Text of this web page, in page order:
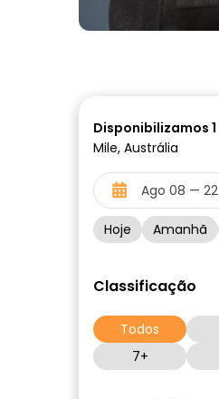
Disponibilizamos 1
Mile, Austrália
Hoje Amanhã
Classificação
Todos
7+